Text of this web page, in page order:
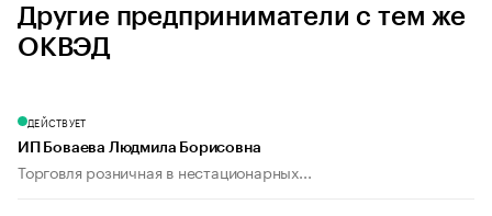
Другие предприниматели с тем же
ОКВЭД
ДЕЙСТВУЕТ
ИП Боваева Людмила Борисовна
Торговля розничная в нестационарных...